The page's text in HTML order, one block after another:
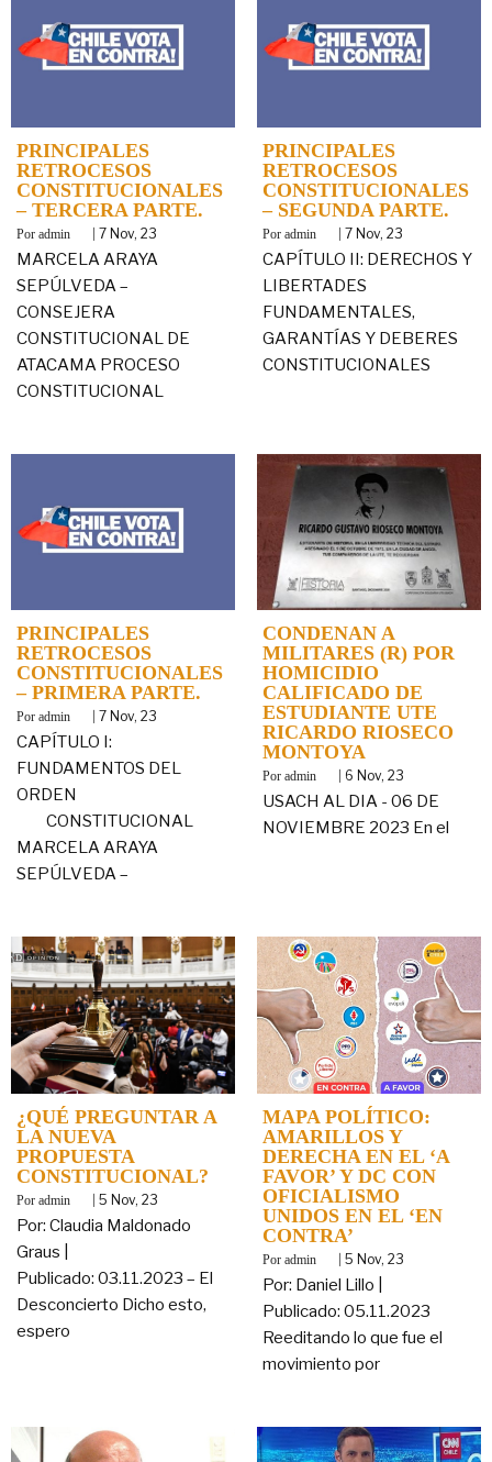
PRINCIPALES
RETROCESOS
CONSTITUCIONALES
– TERCERA PARTE.
By admin | 7 Nov, 23
MARCELA ARAYA
SEPÚLVEDA –
CONSEJERA
CONSTITUCIONAL DE
ATACAMA PROCESO
CONSTITUCIONAL
PRINCIPALES
RETROCESOS
CONSTITUCIONALES
– SEGUNDA PARTE.
By admin | 7 Nov, 23
CAPÍTULO II: DERECHOS Y
LIBERTADES
FUNDAMENTALES,
GARANTÍAS Y DEBERES
CONSTITUCIONALES
PRINCIPALES
RETROCESOS
CONSTITUCIONALES
– PRIMERA PARTE.
By admin 7 Nov, 23
CAPÍTULO I:
FUNDAMENTOS DEL
ORDEN
CONSTITUCIONAL
MARCELA ARAYA
SEPÚLVEDA –
CONDENAN A
MILITARES (R) POR
HOMICIDIO
CALIFICADO DE
ESTUDIANTE UTE
RICARDO RIOSECO
MONTOYA
By admin 6 Nov, 23
USACH AL DIA - 06 DE
NOVIEMBRE 2023 En el
¿QUÉ PREGUNTAR A
LA NUEVA
PROPUESTA
CONSTITUCIONAL?
By admin 5 Nov, 23
Por: Claudia Maldonado
Graus |
Publicado: 03.11.2023 – El
Desconcierto Dicho esto,
espero
MAPA POLÍTICO:
AMARILLOS Y
DERECHA EN EL ‘A
FAVOR’ Y DC CON
OFICIALISMO
UNIDOS EN EL ‘EN
CONTRA’
By admin 5 Nov, 23
Por: Daniel Lillo |
Publicado: 05.11.2023
Reeditando lo que fue el
movimiento por